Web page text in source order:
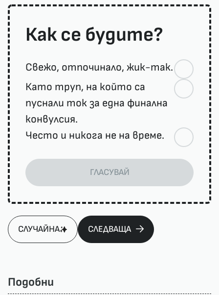
Как се будите?
Свежо, отпочинало, жик-так.
Като труп, на който са
пуснали ток за една финална
конвулсия.
Често и никога не на време.
ГЛАСУВАЙ
СЛУЧАЙНА СЛЕДВАЩА
Подобни